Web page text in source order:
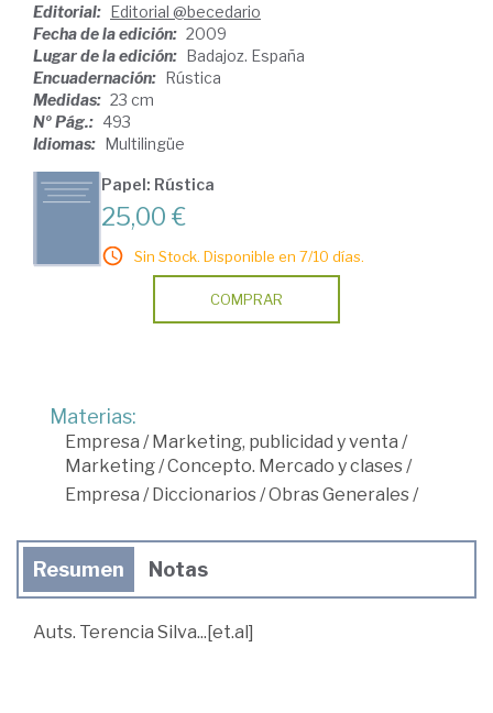
Editorial: Editorial @becedario
Fecha de la edición: 2009
Lugar de la edición: Badajoz. España
Encuadernación: Rústica
Medidas: 23 cm
Nº Pág.: 493
Idiomas: Multilingüe
Papel: Rústica
25,00 €
Sin Stock. Disponible en 7/10 días.
COMPRAR
Materias:
Empresa /Marketing, publicidad y venta /
Marketing/Concepto. Mercado y clases/
Empresa /Diccionarios/Obras Generales/
Resumen Notas
Auts. Terencia Silva...[et.al]